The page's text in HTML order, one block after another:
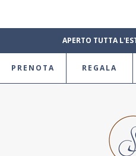
APERTO TUTTA
PRENOTA REGALA